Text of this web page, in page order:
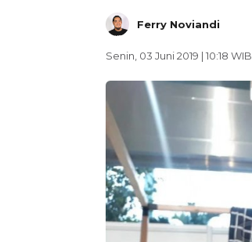
Ferry Noviandi
Senin, 03 Juni 2019 | 10:18 WIB